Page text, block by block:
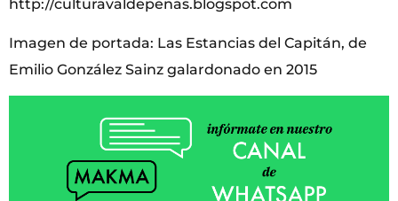
http://culturavaldepenas.blogspot.com
Imagen de portada: Las Estancias del Capitán, de
Emilio González Sainz galardonado en 2015